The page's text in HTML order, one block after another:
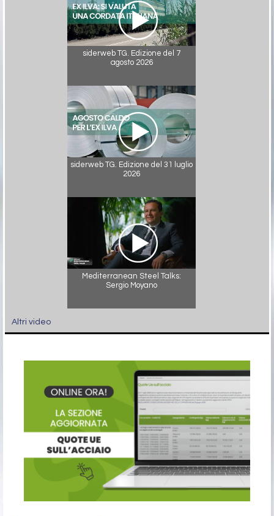
siderweb TG. Edizione del 7
agosto 2026
siderweb TG. Edizione del 31 luglio
2026
Mediterranean Steel Talks:
Sergio Moyano
Altri video